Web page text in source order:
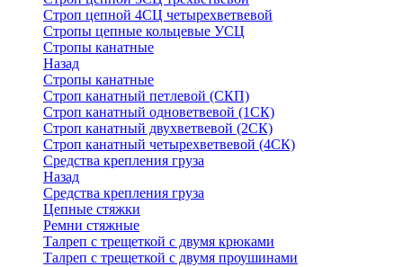
Строп цепной 4СЦ четырехветвевой
Стропы цепные кольцевые УСЦ
Стропы канатные
Назад
Стропы канатные
Строп канатный петлевой (СКП)
Строп канатный одноветвевой (1СК)
Строп канатный двухветвевой (2СК)
Строп канатный четырехветвевой (4СК)
Средства крепления груза
Назад
Средства крепления груза
Цепные стяжки
Ремни стяжные
Талреп с трещеткой с двумя крюками
Талреп с трещеткой с двумя проушинами